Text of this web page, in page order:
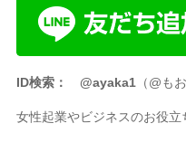
ID検索： @ayaka1 （@も
女性起業やビジネスのお役立